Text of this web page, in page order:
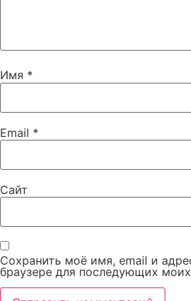
Имя *
Email *
Сайт
Сохранить моё имя, email и
браузере для последующих